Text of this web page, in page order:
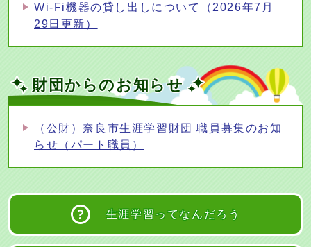
Wi-Fi機器の貸し出しについて（2026年7月
29日更新）
財団からのお知らせ
（公財）奈良市生涯学習財団 職員募集のお知
らせ（パート職員）
生涯学習財団の概要・取り組み
生涯学習ってなんだろう